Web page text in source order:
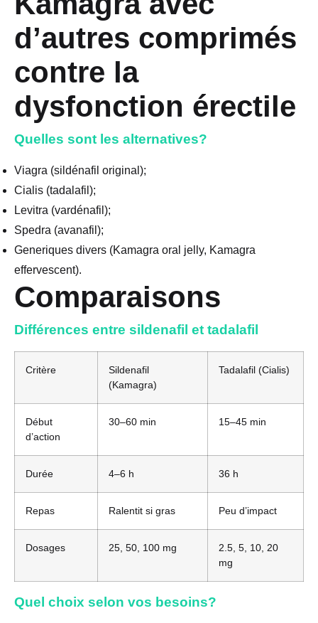
d’autres comprimés
contre la
dysfonction érectile
Quelles sont les alternatives?
Viagra (sildénafil original);
Cialis (tadalafil);
Levitra (vardénafil);
Spedra (avanafil);
Generiques divers (Kamagra oral jelly, Kamagra
effervescent).
Comparaisons
Différences entre sildenafil et tadalafil
Critère
Sildenafil
(Kamagra)
Tadalafil (Cialis)
Début
d’action
30–60 min 15–45 min
Durée 4–6 h 36 h
Repas Ralentit si gras Peu d’impact
Dosages 25, 50, 100 mg
2.5, 5, 10, 20
mg
Quel choix selon vos besoins?